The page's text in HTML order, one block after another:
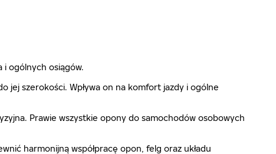
ogólnych osiągów.
jej szerokości. Wpływa on na komfort jazdy i ogólne
Prawie wszystkie opony do samochodów osobowych
harmonijną współpracę opon, felg oraz układu